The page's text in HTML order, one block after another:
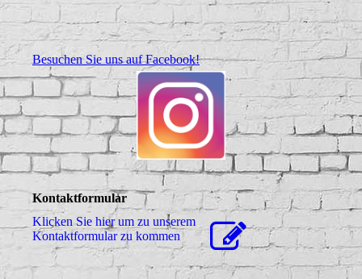
Besuchen Sie uns auf Facebook!
Kontaktformular
Klicken Sie hier um zu unserem
Kon­takt­for­mu­lar zu kommen